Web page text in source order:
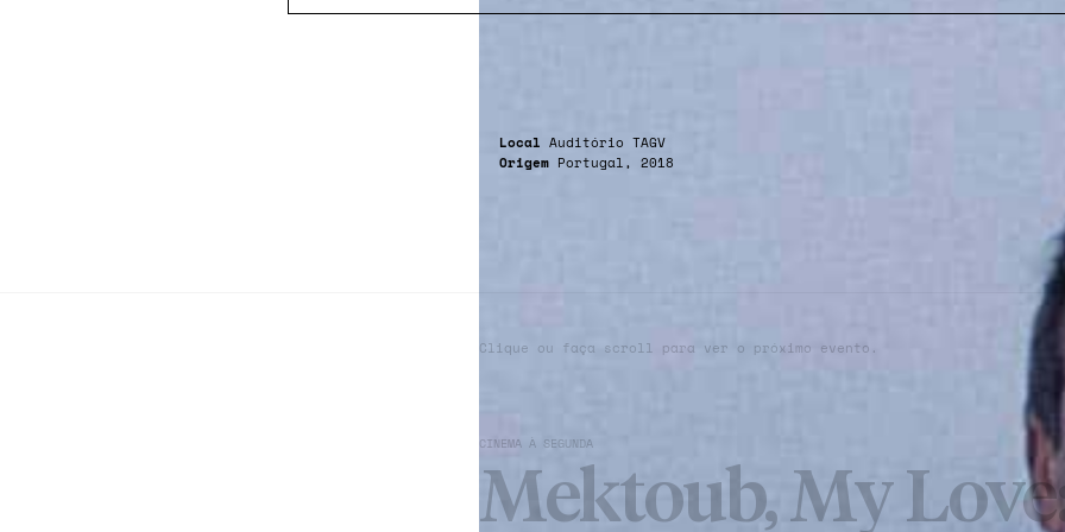
Local Auditório TAGV
Origem Portugal, 2018
Clique ou faça scroll para ver o próximo evento.
CINEMA À SEGUNDA
Mektoub, My